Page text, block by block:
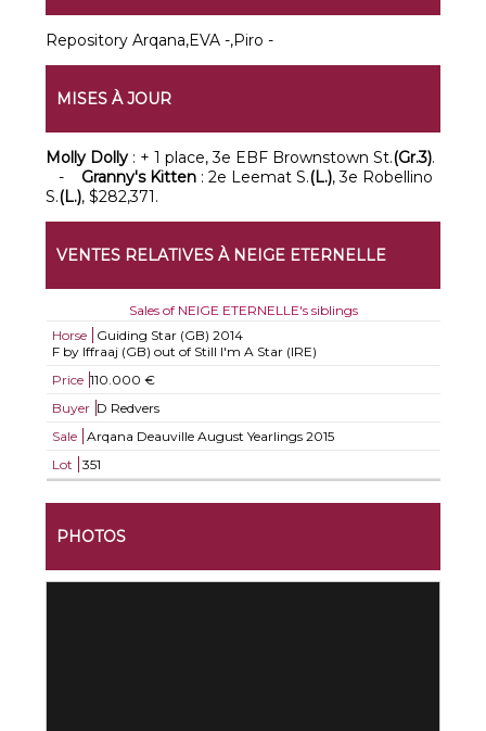
Repository Arqana,EVA -,Piro -
MISES À JOUR
Molly Dolly : + 1 place, 3e EBF Brownstown St.(Gr.3).
- Granny's Kitten : 2e Leemat S.(L.), 3e Robellino
S.(L.), $282,371.
VENTES RELATIVES À NEIGE ETERNELLE
Sales of NEIGE ETERNELLE's siblings
Horse
Guiding Star (GB) 2014
F by Iffraaj (GB) out of Still I'm A Star (IRE)
Price 110.000 €
Buyer D Redvers
Sale
Arqana Deauville August Yearlings 2015
Lot
351
PHOTOS